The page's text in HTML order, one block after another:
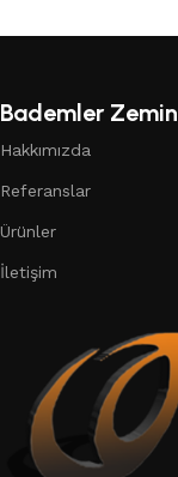
Bademler Zemin
Hakkımızda
Referanslar
Ürünler
İletişim